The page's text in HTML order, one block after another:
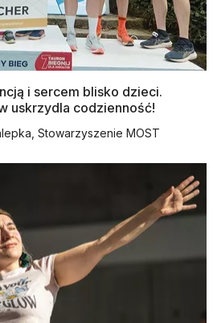
i sercem blisko dzieci.
uskrzydla codzienność!
Stowarzyszenie MOST